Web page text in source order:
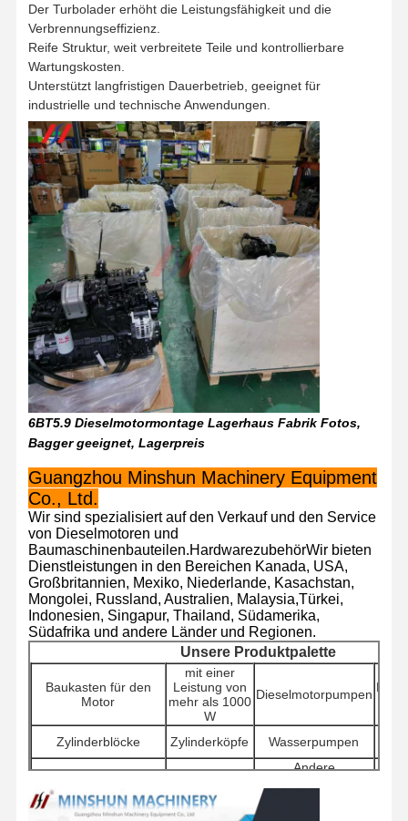
Zu Hause Produkte
Werksbesicht
Igung
Qualitätskont
Rolle
Kontakt Mit
Uns
Neuigkeiten
Fälle
Perkins Engine
Isuzu-Motor
Cummins Motor
Der Turbolader erhöht die Leistungsfähigkeit und die
Verbrennungseffizienz.
Reife Struktur, weit verbreitete Teile und kontrollierbare
Wartungskosten.
Unterstützt langfristigen Dauerbetrieb, geeignet für
industrielle und technische Anwendungen.
6BT5.9 Dieselmotormontage Lagerhaus Fabrik Fotos,
Bagger geeignet, Lagerpreis
Guangzhou Minshun Machinery Equipment
Co., Ltd.
Wir sind spezialisiert auf den Verkauf und den Service
von Dieselmotoren und
Baumaschinenbauteilen.HardwarezubehörWir bieten
Dienstleistungen in den Bereichen Kanada, USA,
Großbritannien, Mexiko, Niederlande, Kasachstan,
Mongolei, Russland, Australien, Malaysia,Türkei,
Indonesien, Singapur, Thailand, Südamerika,
Südafrika und andere Länder und Regionen.
Unsere Produktpalette
Baukasten für den
Motor
mit einer
Leistung von
mehr als 1000
W
Dieselmotorpumpen
Zylinderblöcke Zylinderköpfe Wasserpumpen
Antriebsmotoren Filter
Andere
Schwenkkomponenten Verteilerventile